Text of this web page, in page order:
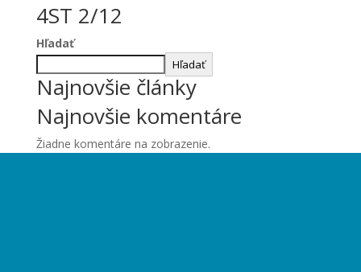
4ST 2/12
Hľadať
Hľadať
Najnovšie články
Najnovšie komentáre
Žiadne komentáre na zobrazenie.